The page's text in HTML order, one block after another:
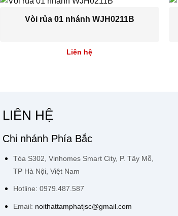
Vòi rủa 01 nhánh WJH0211B
Liên hệ
LIÊN HỆ
Chi nhánh Phía Bắc
Tòa S302, Vinhomes Smart City, P. Tây Mỗ,
TP Hà Nội, Việt Nam
Hotline: 0979.487.587
Email: noithattamphatjsc@gmail.com